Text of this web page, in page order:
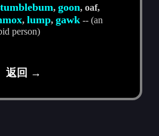
,goon, oaf,
,lump,gawk -- (an
person)
返回 →